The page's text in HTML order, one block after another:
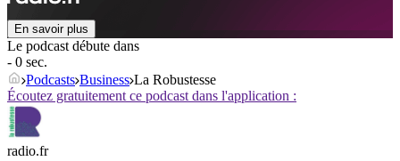
En savoir plus
Le podcast débute dans
- 0 sec.
Podcasts Business La Robustesse
Écoutez gratuitement ce podcast dans l'application :
radio.fr